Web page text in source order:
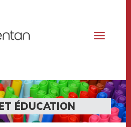
Toggle
ÉDUCATION